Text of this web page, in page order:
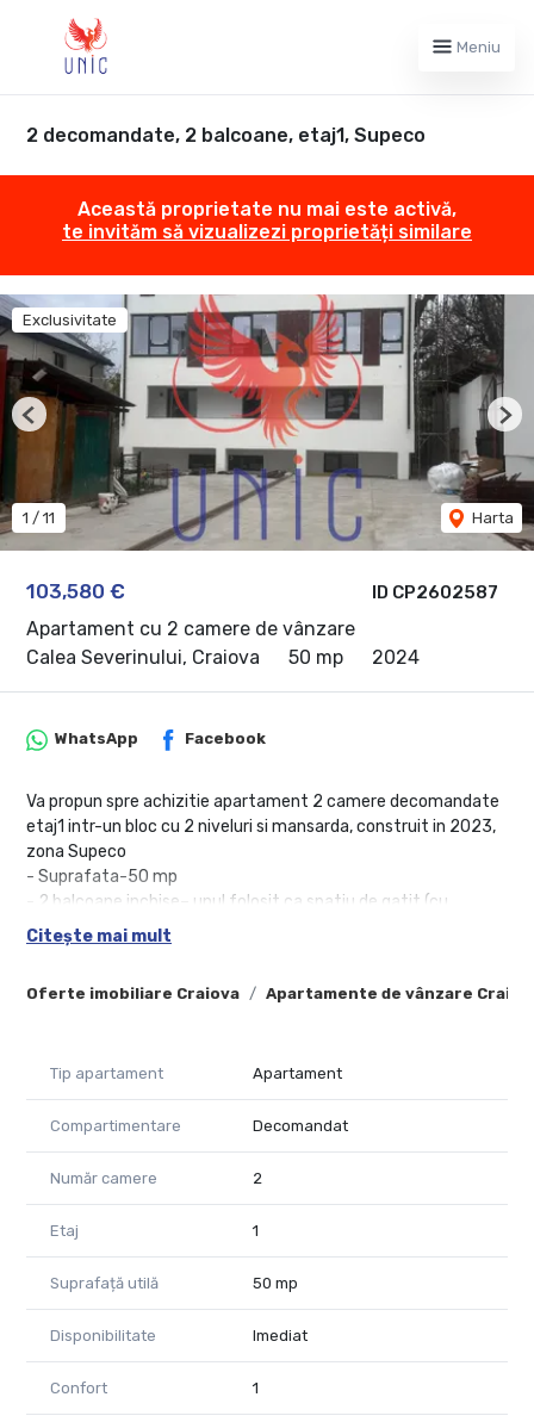
Meniu
2 decomandate, 2 balcoane, etaj1, Supeco
Această proprietate nu mai este activă,
te invităm să vizualizezi proprietăți similare
ID CP2602587
103,580 €
Apartament cu 2 camere de vânzare
Calea Severinului, Craiova
50 mp 2024
Exclusivitate
1 / 11 Harta
Previous
Oferte imobiliare Craiova Apartamente de vânzare
WhatsApp Facebook
Va propun spre achizitie apartament 2 camere decomandate
etaj1 intr-un bloc cu 2 niveluri si mansarda, construit in 2023,
zona Supeco
- Suprafata-50 mp
- 2 balcoane inchise– unul folosit ca spatiu de gatit (cu
centrala proprie si instalatiii),celalalt ca spatiu de relaxare
- dinig separat cu intrare in balconul tranformat in spatiu de
- Living generos cu intrare in balcon
- utilitati contorizate separat (apa, gaz, curent)
- Zona aerisita,
Ideal pentru cuplu, persoana singura sau investitie!
Suna acum pentru detaliisi vizionare!
Pretul este ferm, nu se negociaza.
Comisonul perceput cumparatorului pentru acest imobil este
Citește mai mult
Tip apartament Apartament
Compartimentare Decomandat
Număr camere 2
Etaj 1
Suprafață utilă 50 mp
Disponibilitate Imediat
Confort 1